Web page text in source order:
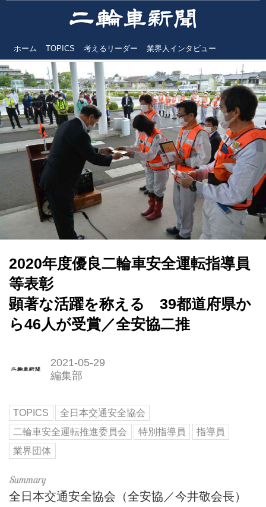
ホーム TOPICS 考えるリーダー 業界人インタビュー
2020年度優良二輪車安全運転指導員
等表彰
顕著な活躍を称える 39都道府県か
ら46人が受賞／全安協二推
2021-05-29
編集部
TOPICS
全日本交通安全協会
二輪車安全運転推進委員会
特別指導員
指導員
業界団体
全日本交通安全協会（全安協／今井敬会長）